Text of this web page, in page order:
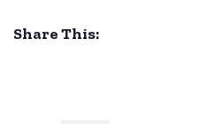
Share This: